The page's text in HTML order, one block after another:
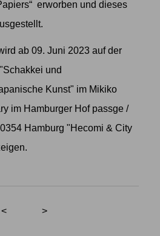
erworben und dieses
ab 09. Juni 2023 auf der
"Schakkei und
Kunst" im Mikiko
im Hamburger Hof passge /
Hamburg "Hecomi & City
< >